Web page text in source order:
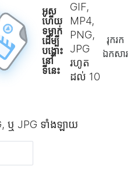
អូស
ហើយ
ទម្លាក់
ដើម្បី
បង្ហោះ
នៅ
ទីនេះ
GIF,
MP4,
PNG,
JPG
រហូត
ដល់ 10
រុករក​
ឯកសារ
ឬ JPG ទាំងឡាយ